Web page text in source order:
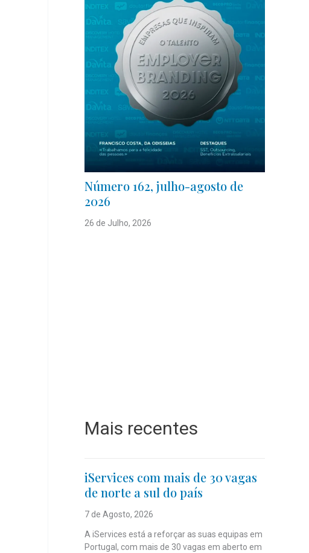
Número 162, julho-agosto de
2026
26 de Julho, 2026
Mais recentes
iServices com mais de 30 vagas
de norte a sul do país
7 de Agosto, 2026
A iServices está a reforçar as suas equipas em
Portugal, com mais de 30 vagas em aberto em